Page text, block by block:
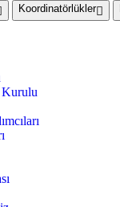
Koordinatörlükler